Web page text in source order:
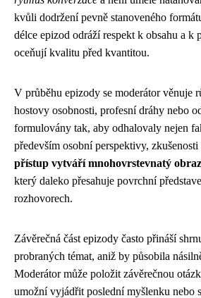
kvůli dodržení pevně stanoveného
délce epizod odráží respekt k obsahu a k
oceňují kvalitu před kvantitou.
V průběhu epizody se moderátor věnuje
hostovy osobnosti, profesní dráhy nebo
formulovány tak, aby odhalovaly nejen
především osobní perspektivy, zkušenosti
přístup vytváří mnohovrstevnatý obraz
který daleko přesahuje povrchní
rozhovorech.
Závěrečná část epizody často přináší
probraných témat, aniž by působila
Moderátor může položit závěrečnou
umožní vyjádřit poslední myšlenku nebo